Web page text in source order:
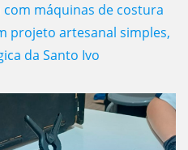
máquinas de costura
projeto artesanal simples,
da Santo Ivo